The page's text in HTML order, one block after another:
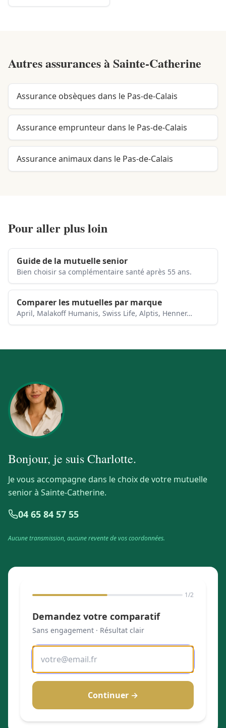
Autres assurances àSainte-Catherine
Assurance obsèques dans le Pas-de-Calais
Assurance emprunteur dans le Pas-de-Calais
Assurance animaux dans le Pas-de-Calais
Pour aller plus loin
Guide de la mutuelle senior
Bien choisir sa complémentaire santé après 55 ans.
Comparer les mutuelles par marque
April, Malakoff Humanis, Swiss Life, Alptis, Henner…
Bonjour, je suisCharlotte.
Je vous accompagne dans le choix de votre mutuelle
senior à Sainte-Catherine.
04 65 84 57 55
Aucune transmission, aucune revente de vos coordonnées.
1/2
Demandez votre comparatif
Sans engagement · Résultat clair
Continuer →